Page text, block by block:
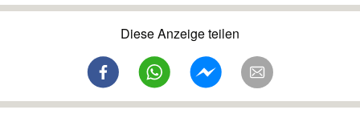
Diese Anzeige teilen